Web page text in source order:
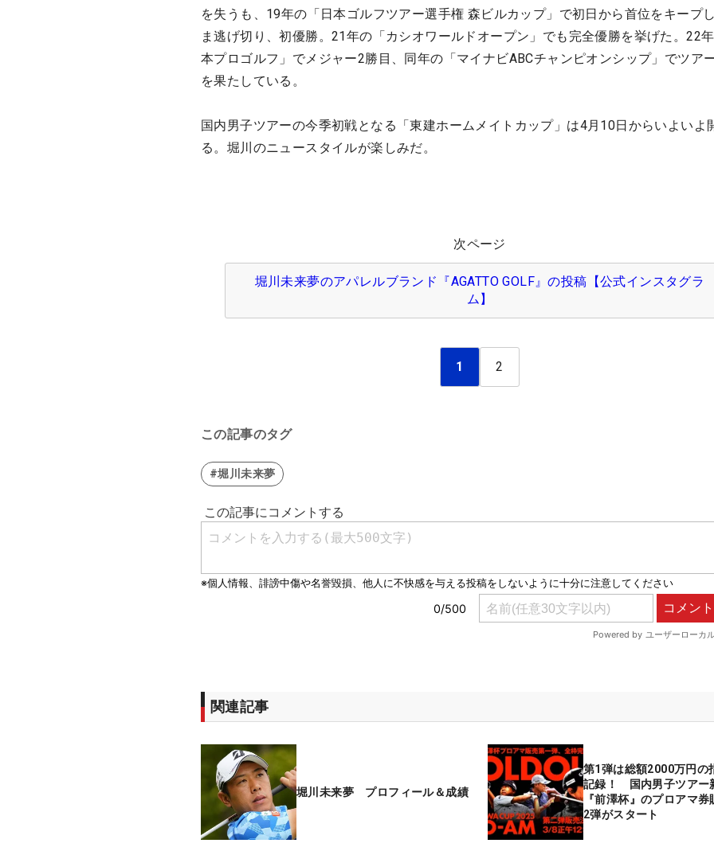
を失うも、19年の「日本ゴルフツアー選手権 森ビルカップ」で初日から首位をキープ
ま逃げ切り、初優勝。21年の「カシオワールドオープン」でも完全優勝を挙げた。22
本プロゴルフ」でメジャー2勝目、同年の「マイナビABCチャンピオンシップ」でツア
を果たしている。
国内男子ツアーの今季初戦となる「東建ホームメイトカップ」は4月10日からいよいよ
る。堀川のニュースタイルが楽しみだ。
次ページ
堀川未来夢のアパレルブランド『AGATTO GOLF』の投稿【公式インスタグラ
ム】
1 2
この記事のタグ
#堀川未来夢
関連記事
堀川未来夢 プロフィール＆成績
第1弾は総額2000万円の
記録！ 国内男子ツアー
『前澤杯』のプロアマ
2弾がスタート